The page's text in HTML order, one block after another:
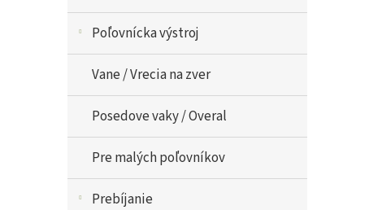
Poľovnícka výstroj
Vane / Vrecia na zver
Posedove vaky / Overal
Pre malých poľovníkov
Prebíjanie